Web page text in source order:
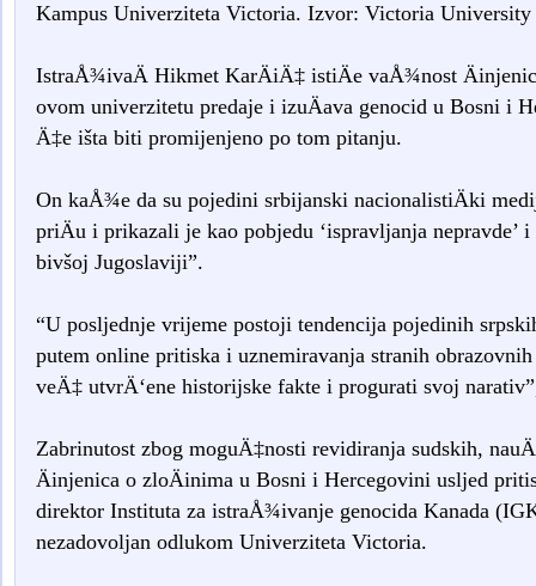
Kampus Univerziteta Victoria. Izvor: Victoria University
IstraÅ¾ivaÄ Hikmet KarÄiÄ‡ istiÄe vaÅ¾nost
ovom univerzitetu predaje i izuÄava genocid u Bosni i
Ä‡e išta biti promijenjeno po tom pitanju.
On kaÅ¾e da su pojedini srbijanski nacionalistiÄki
priÄu i prikazali je kao pobjedu ‘ispravljanja nepravde’
bivšoj Jugoslaviji”.
“U posljednje vrijeme postoji tendencija pojedinih
putem online pritiska i uznemiravanja stranih
veÄ‡ utvrÄ‘ene historijske fakte i progurati svoj
Zabrinutost zbog moguÄ‡nosti revidiranja sudskih,
Äinjenica o zloÄinima u Bosni i Hercegovini usljed
direktor Instituta za istraÅ¾ivanje genocida Kanada
nezadovoljan odlukom Univerziteta Victoria.